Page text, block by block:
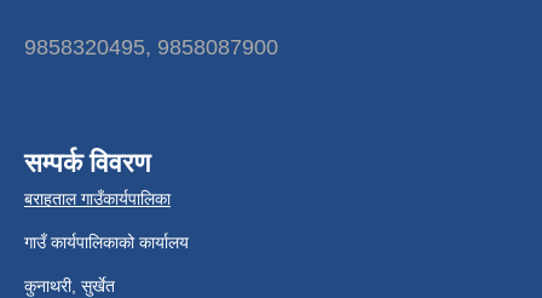
9858320495, 9858087900
सम्पर्क विवरण
बराहताल गाउँकार्यपालिका
गाउँ कार्यपालिकाको कार्यालय
कुनाथरी, सुर्खेत